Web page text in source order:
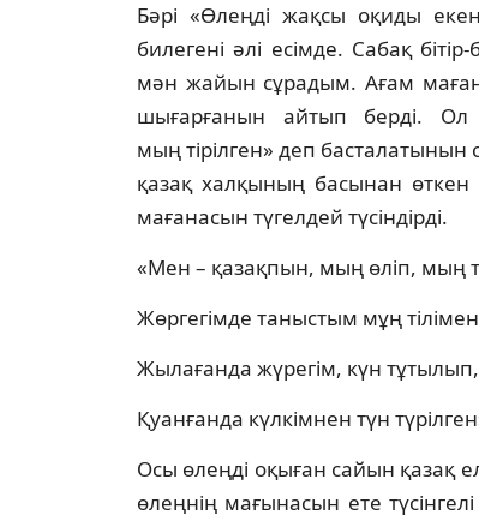
Бәрі «Өлеңді жақсы оқиды
билегені әлі есімде. Сабақ
мән жайын сұрадым. Ағам
шығарғанын айтып берді.
мыңтірілген» деп
қазақ халқының басынан
мағанасын түгелдей түсіндірді.
«Мен – қазақпын, мың өліп, мың
Жөргегімде таныстым мұң
Жылағанда жүрегім, күн тұтылып,
Қуанғанда күлкімнен түн
Осы өлеңді оқыған сайын қазақ
өлеңнің мағынасын ете